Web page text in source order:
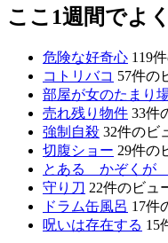
ここ1週間でよ
危険な好奇心 119
コトリバコ 57件の
部屋が女のたまり
売れ残り物件 33件
強制自殺 32件のビ
切腹ショー 29件の
とある かぞくが
守り刀 22件のビュ
ドラム缶風呂 17件
呪いは存在する 15